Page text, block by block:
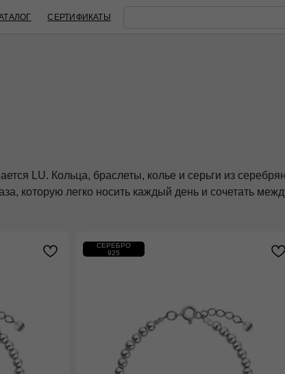
СЕРТИФИКАТЫ
LU. Кольца, браслеты, колье и серьги из серебряных
легко носить каждый день и сочетать между
СЕРЕБРО
925